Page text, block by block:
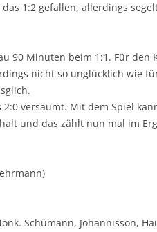
das 1:2 gefallen, allerdings
90 Minuten beim 1:1. Für den
nicht so unglücklich wie
2:0 versäumt. Mit dem Spiel
und das zählt nun mal im
Schümann, Johannisson,